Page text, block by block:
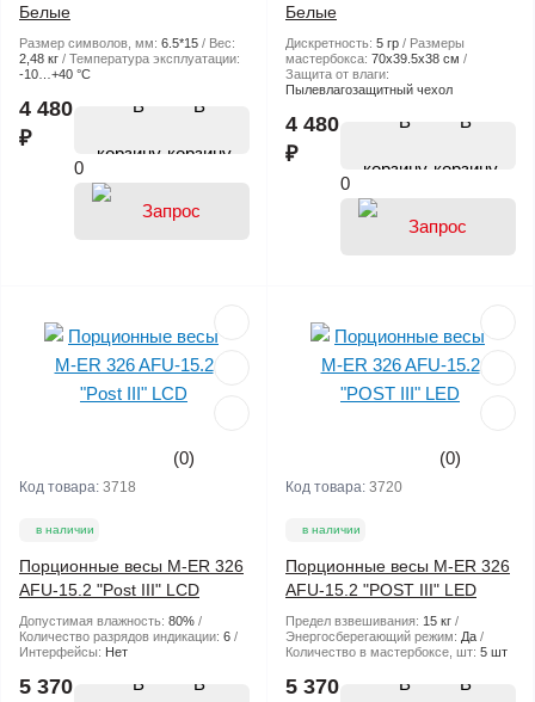
Белые
Размер символов, мм: 6.5*15
Вес:
2,48 кг
Температура эксплуатации:
-10…+40 °С
4 480
₽
В
корзину
0
Белые
Дискретность: 5 гр
Размеры
мастербокса: 70х39.5х38 см
Защита от влаги:
Пылевлагозащитный чехол
4 480
₽
В
корзину
0
(0)
Код товара: 3718
в наличии
Порционные весы M-ER 326
AFU-15.2 "Post III" LCD
Допустимая влажность: 80%
Количество разрядов индикации: 6
Интерфейсы: Нет
5 370
В
(0)
Код товара: 3720
в наличии
Порционные весы M-ER 326
AFU-15.2 "POST III" LED
Предел взвешивания: 15 кг
Энергосберегающий режим: Да
Количество в мастербоксе, шт: 5 шт
5 370
В